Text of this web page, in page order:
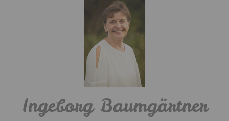
Ingeborg Baumgärtner